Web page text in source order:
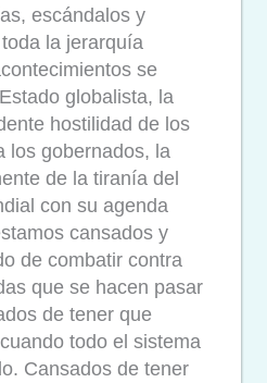
escándalos y
la jerarquía
se
globalista, la
hostilidad de los
los gobernados, la
de la tiranía del
con su agenda
cansados y
de combatir contra
que se hacen pasar
de tener que
todo el sistema
Cansados de tener